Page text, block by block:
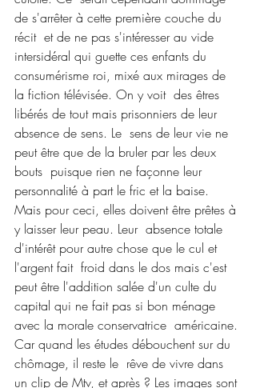
de s'arrêter à cette première couche du
récit  et de ne pas s'intéresser au vide
intersidéral qui guette ces enfants du
consumérisme roi, mixé aux mirages de
la fiction télévisée. On y voit  des êtres
libérés de tout mais prisonniers de leur
absence de sens. Le  sens de leur vie ne
peut être que de la bruler par les deux
bouts  puisque rien ne façonne leur
personnalité à part le fric et la baise.
Mais pour ceci, elles doivent être prêtes à
y laisser leur peau. Leur  absence totale
d'intérêt pour autre chose que le cul et
l'argent fait  froid dans le dos mais c'est
peut être l'addition salée d'un culte du
capital qui ne fait pas si bon ménage
avec la morale conservatrice  américaine.
Car quand les études débouchent sur du
chômage, il reste le  rêve de vivre dans
un clip de Mtv, et après ? Les images sont